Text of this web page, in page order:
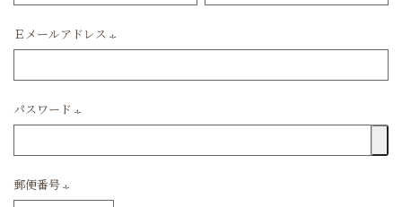
須)
Ｅメールアドレス
須)
パスワード
須)
郵便番号